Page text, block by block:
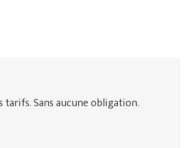
Sans aucune obligation.